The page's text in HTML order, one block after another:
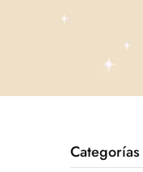
Categorías